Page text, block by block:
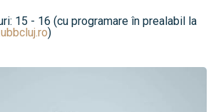
15 - 16 (cu programare în prealabil la
)